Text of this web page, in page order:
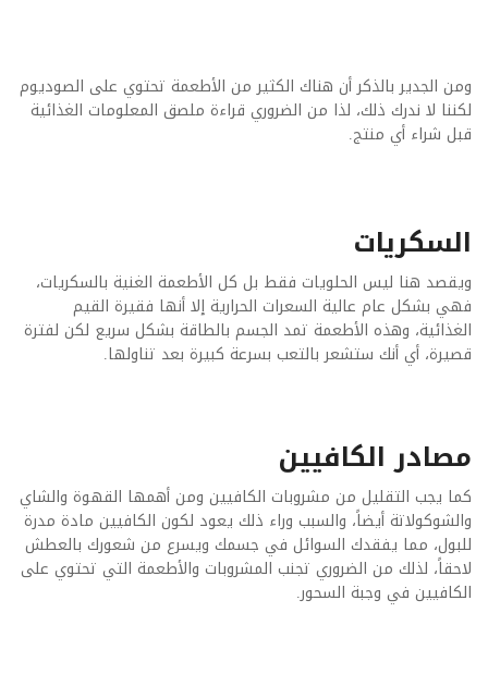
ومن الجدير بالذكر أن هناك الكثير من الأطعمة تحتوي على الصوديوم
لكننا لا ندرك ذلك، لذا من الضروري قراءة ملصق المعلومات الغذائية
قبل شراء أي منتج.
السكريات
ويقصد هنا ليس الحلويات فقط بل كل الأطعمة الغنية بالسكريات،
فهي بشكل عام عالية السعرات الحرارية إلا أنها فقيرة القيم
الغذائية، وهذه الأطعمة تمد الجسم بالطاقة بشكل سريع لكن لفترة
قصيرة، أي أنك ستشعر بالتعب بسرعة كبيرة بعد تناولها.
مصادر الكافيين
كما يجب التقليل من مشروبات الكافيين ومن أهمها القهوة والشاي
والشوكولاتة أيضاً، والسبب وراء ذلك يعود لكون الكافيين مادة مدرة
للبول، مما يفقدك السوائل في جسمك ويسرع من شعورك بالعطش
لاحقاً، لذلك من الضروري تجنب المشروبات والأطعمة التي تحتوي على
الكافيين في وجبة السحور.